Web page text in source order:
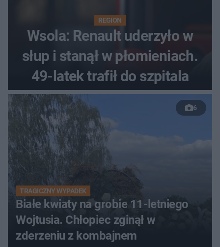
REGION
Wsola: Renault uderzyło w
słup i stanął w płomieniach.
49-latek trafił do szpitala
6
TRAGICZNY WYPADEK
Białe kwiaty na grobie 11-letniego
Wojtusia. Chłopiec zginął w
zderzeniu z kombajnem